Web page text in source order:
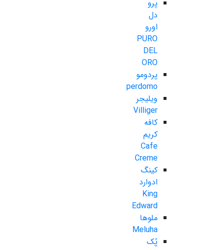
پرو
دل
اورو
PURO
DEL
ORO
پردومو
perdomo
ویلیجر
Villiger
کافه
کریم
Cafe
Creme
کینگ
ادوارد
King
Edward
ملوها
Meluha
پُک